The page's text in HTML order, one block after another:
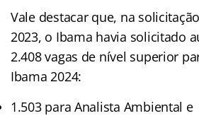
Vale destacar que, na
2023, o Ibama havia solicitado
2.408 vagas de nível superior
Ibama 2024:
1.503 para Analista Ambiental e